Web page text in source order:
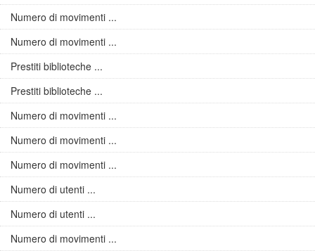
Numero di movimenti ...
Numero di movimenti ...
Prestiti biblioteche ...
Prestiti biblioteche ...
Numero di movimenti ...
Numero di movimenti ...
Numero di movimenti ...
Numero di utenti ...
Numero di utenti ...
Numero di movimenti ...